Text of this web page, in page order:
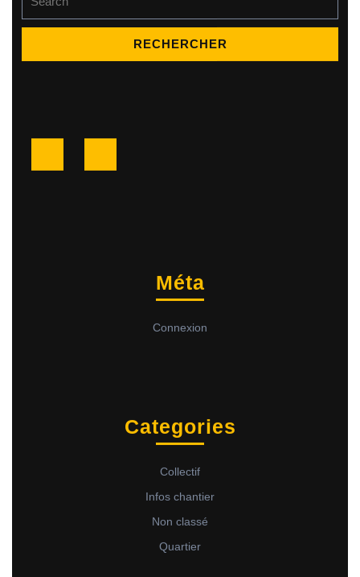
for:
Méta
Connexion
Categories
Collectif
Infos chantier
Non classé
Quartier